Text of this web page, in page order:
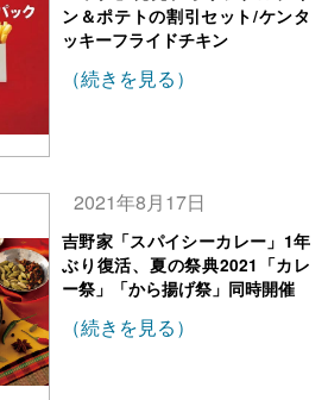
ン＆ポテトの割引セット/ケンタ
ッキーフライドチキン
（続きを見る）
2021年8月17日
吉野家「スパイシーカレー」1年
ぶり復活、夏の祭典2021「カレ
ー祭」「から揚げ祭」同時開催
（続きを見る）